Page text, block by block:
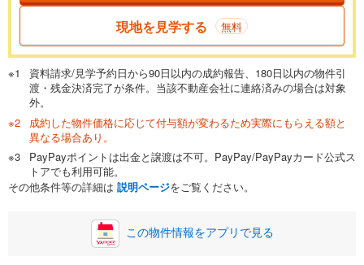
現地を見学する 無料
資料請求/見学予約日から90日以内の成約報告、180日以内の物件引
渡・残金決済完了が条件。当該不動産会社に連絡済みの場合は対象
外。
成約した物件価格に応じて付与額が変わるため実際にもらえる額と
異なる場合あり。
PayPayポイントは出金と譲渡は不可。PayPay/PayPayカード公式ス
トアでも利用可能。
その他条件等の詳細は 説明ページをご覧ください。
この物件情報をアプリで見る